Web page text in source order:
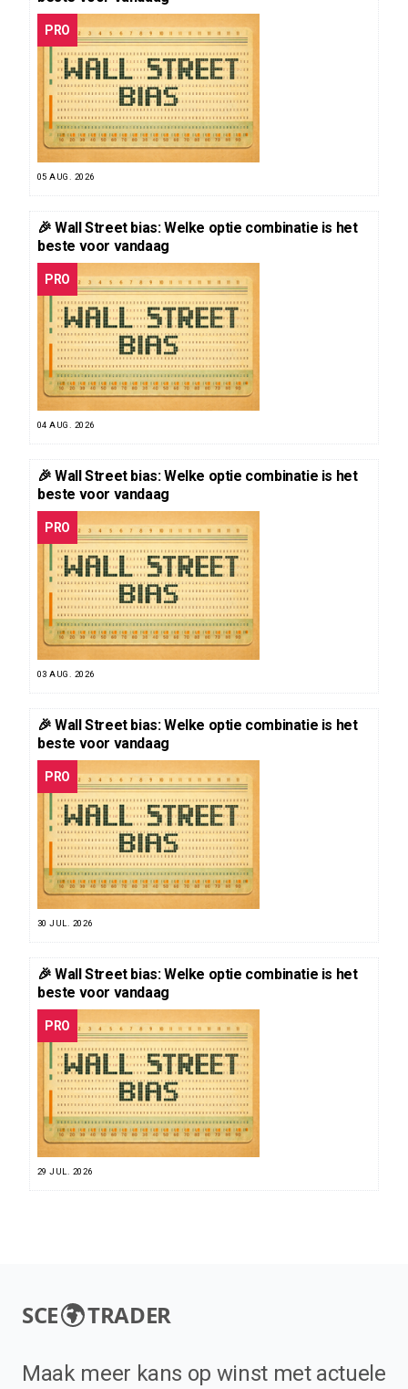
PRO
05 AUG. 2026
🎉 Wall Street bias: Welke optie combinatie is het
beste voor vandaag
PRO
04 AUG. 2026
🎉 Wall Street bias: Welke optie combinatie is het
beste voor vandaag
PRO
03 AUG. 2026
🎉 Wall Street bias: Welke optie combinatie is het
beste voor vandaag
PRO
30 JUL. 2026
🎉 Wall Street bias: Welke optie combinatie is het
beste voor vandaag
PRO
29 JUL. 2026
SCE TRADER
Maak meer kans op winst met actuele